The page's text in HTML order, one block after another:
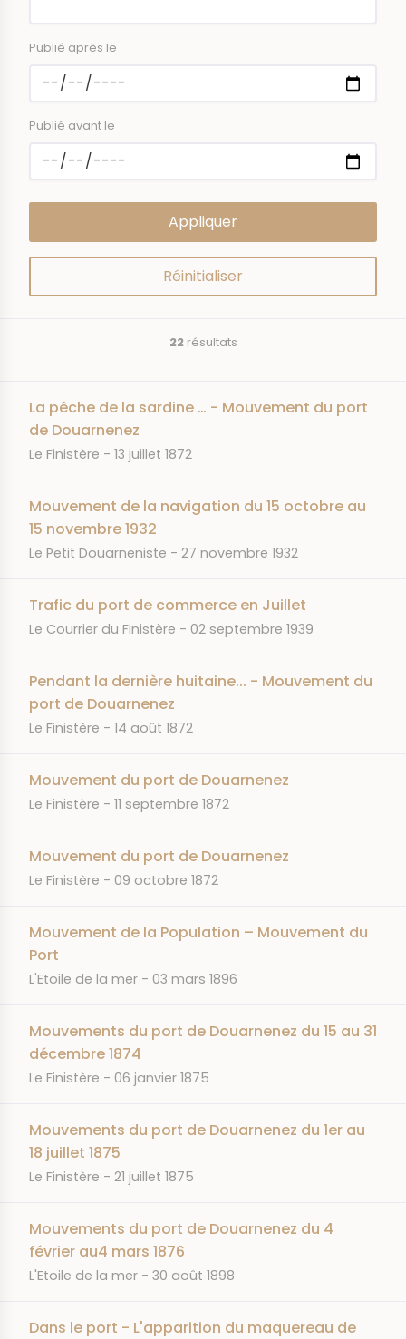
Publié après le
Publié avant le
22résultats
La pêche de la sardine … - Mouvement du port
de Douarnenez
JOURNAL
Le Finistère DATE
13 juillet 1872
Mouvement de la navigation du 15 octobre au
15 novembre 1932
JOURNAL
Le Petit Douarneniste DATE
27 novembre 1932
Trafic du port de commerce en Juillet
JOURNAL
Le Courrier du Finistère DATE
02 septembre 1939
Pendant la dernière huitaine... - Mouvement du
port de Douarnenez
JOURNAL
Le Finistère DATE
14 août 1872
Mouvement du port de Douarnenez
JOURNAL
Le Finistère DATE
11 septembre 1872
Mouvement du port de Douarnenez
JOURNAL
Le Finistère DATE
09 octobre 1872
Mouvement de la Population – Mouvement du
Port
JOURNAL
L'Etoile de la mer DATE
03 mars 1896
Mouvements du port de Douarnenez du 15 au 31
décembre 1874
JOURNAL
Le Finistère DATE
06 janvier 1875
Mouvements du port de Douarnenez du 1er au
18 juillet 1875
JOURNAL
Le Finistère DATE
21 juillet 1875
Mouvements du port de Douarnenez du 4
février au4 mars 1876
JOURNAL
L'Etoile de la mer DATE
30 août 1898
Dans le port - L'apparition du maquereau de